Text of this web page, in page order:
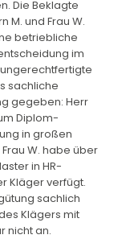
Die Beklagte
M. und Frau W.
betriebliche
im
sachliche
gegeben: Herr
Diplom-
in großen
W. habe über
in HR-
Kläger verfügt.
sachlich
Klägers mit
nicht an.